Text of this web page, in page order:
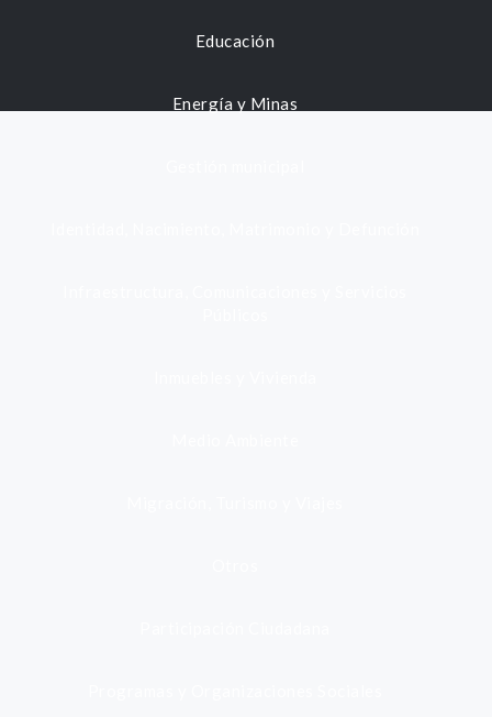
Educación
Energía y Minas